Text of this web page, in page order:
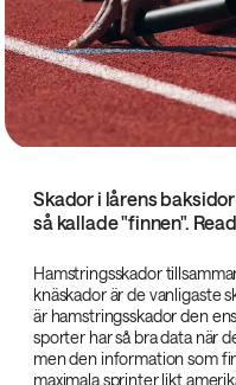
Skador i lårens
så kallade "finnen".
Hamstringsskador
knäskador är de vanligaste
är hamstringsskador den
sporter har så bra data när
men den information som
maximala sprinter likt